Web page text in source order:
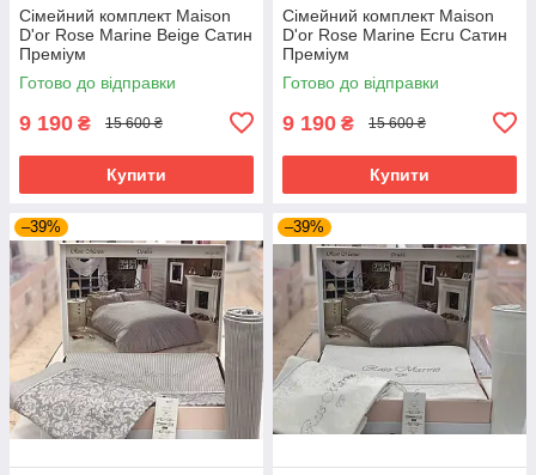
Сімейний комплект Maison
D'or Rose Marine Beige Сатин
Преміум
Готово до відправки
9 190 ₴ 15 600 ₴
Купити
Сімейний комплект Maison
D'or Rose Marine Ecru Сатин
Преміум
Готово до відправки
9 190 ₴ 15 600 ₴
Купити
–39% –39%